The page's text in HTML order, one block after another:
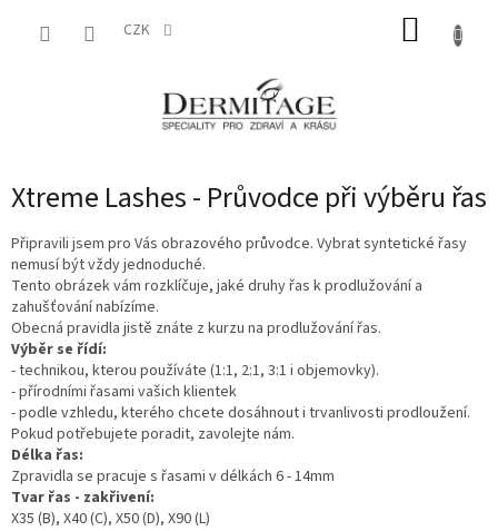
CZK
Xtreme Lashes - Průvodce při výběru řas
Připravili jsem pro Vás obrazového průvodce. Vybrat syntetické řasy
nemusí být vždy jednoduché.
Tento obrázek vám rozklíčuje, jaké druhy řas k prodlužování a
zahušťování nabízíme.
Obecná pravidla jistě znáte z kurzu na prodlužování řas.
Výběr se řídí:
- technikou, kterou používáte (1:1, 2:1, 3:1 i objemovky).
- přírodními řasami vašich klientek
- podle vzhledu, kterého chcete dosáhnout i trvanlivosti prodloužení.
Pokud potřebujete poradit, zavolejte nám.
Délka řas:
Zpravidla se pracuje s řasami v délkách 6 - 14mm
Tvar řas - zakřivení:
X35 (B), X40 (C), X50 (D), X90 (L)